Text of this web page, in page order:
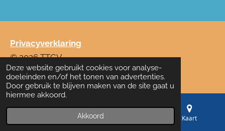
Deze website gebruikt cookies voor analyse-
doeleinden en/of het tonen van advertenties.
Door gebruik te blijven maken van de site gaat u
hiermee akkoord.
Akkoord
Privacyverklaring
© 2026 TTCV
Powered byJouwWeb
Telefoonnummer Kaart